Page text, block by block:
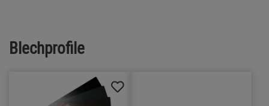
Blechprofile